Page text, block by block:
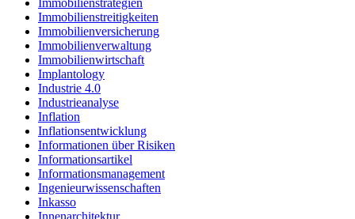
Immobilienstrategien
Immobilienstreitigkeiten
Immobilienversicherung
Immobilienverwaltung
Immobilienwirtschaft
Implantology
Industrie 4.0
Industrieanalyse
Inflation
Inflationsentwicklung
Informationen über Risiken
Informationsartikel
Informationsmanagement
Ingenieurwissenschaften
Inkasso